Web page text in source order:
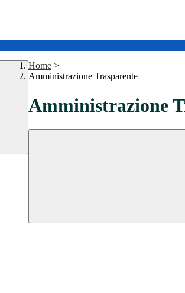
Home >
Amministrazione Trasparente
Amministrazione